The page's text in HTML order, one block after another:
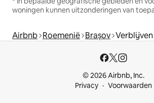
woningen kunnen uitzonderingen van
Airbnb Roemenië Brașov Verblijven
© 2026 Airbnb, Inc.
Privacy
Voorwaarden